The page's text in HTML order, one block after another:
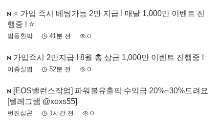
⭐️ 가입 즉시 베팅가능 2만 지급 ! 매달 1,000만 이벤트 진
행중 ! ⭐️
범들환박 41분 전 0
가입즉시 2만지급 ! 8월 총 상금 1,000만 이벤트 진행중 !
이종실엽 52분 전 0
[EOS밸런스작업] 파워볼유출픽 수익금 20%~30%드려요
[텔레그램 @xoxs55]
번진심곤 1시간 전 0